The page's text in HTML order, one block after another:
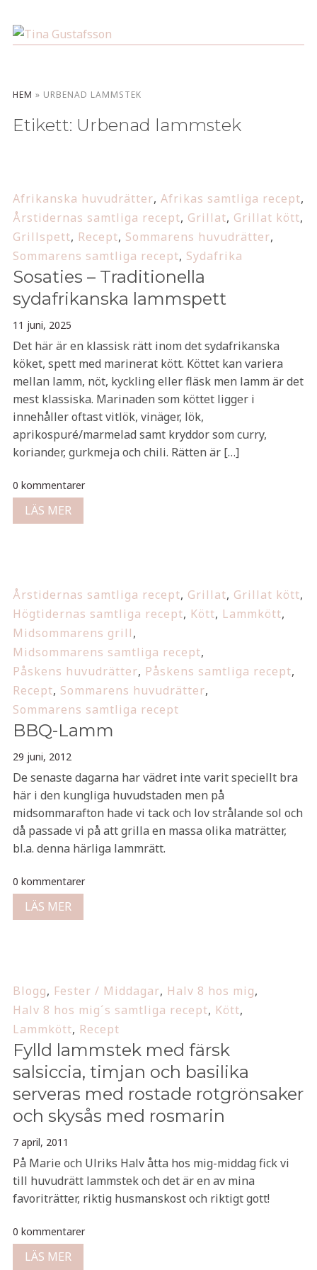
HEM » URBENAD LAMMSTEK
Etikett: Urbenad lammstek
Afrikanska huvudrätter, Afrikas samtliga recept,
Årstidernas samtliga recept, Grillat, Grillat kött,
Grillspett, Recept, Sommarens huvudrätter,
Sommarens samtliga recept, Sydafrika
Sosaties – Traditionella
sydafrikanska lammspett
11 juni, 2025
Det här är en klassisk rätt inom det sydafrikanska
köket, spett med marinerat kött. Köttet kan variera
mellan lamm, nöt, kyckling eller fläsk men lamm är det
mest klassiska. Marinaden som köttet ligger i
innehåller oftast vitlök, vinäger, lök,
aprikospuré/marmelad samt kryddor som curry,
koriander, gurkmeja och chili. Rätten är […]
0 kommentarer
LÄS MER
Årstidernas samtliga recept, Grillat, Grillat kött,
Högtidernas samtliga recept, Kött, Lammkött,
Midsommarens grill,
Midsommarens samtliga recept,
Påskens huvudrätter, Påskens samtliga recept,
Recept, Sommarens huvudrätter,
Sommarens samtliga recept
BBQ-Lamm
29 juni, 2012
De senaste dagarna har vädret inte varit speciellt bra
här i den kungliga huvudstaden men på
midsommarafton hade vi tack och lov strålande sol och
då passade vi på att grilla en massa olika maträtter,
bl.a. denna härliga lammrätt.
0 kommentarer
LÄS MER
Blogg, Fester / Middagar, Halv 8 hos mig,
Halv 8 hos mig´s samtliga recept, Kött,
Lammkött, Recept
Fylld lammstek med färsk
salsiccia, timjan och basilika
serveras med rostade rotgrönsaker
och skysås med rosmarin
7 april, 2011
På Marie och Ulriks Halv åtta hos mig-middag fick vi
till huvudrätt lammstek och det är en av mina
favoriträtter, riktig husmanskost och riktigt gott!
0 kommentarer
LÄS MER